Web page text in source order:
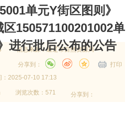
单元Y街区图则》
区150571100201002单
进行批后公布的公告
信息来源：通辽市自然资源局
打印
分享到：
2025-07-10 17:13
浏览次数：571 分享到：